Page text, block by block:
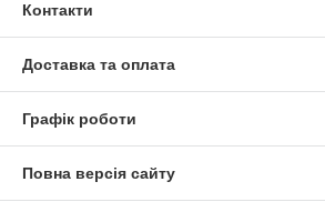
Контакти
Доставка та оплата
Графік роботи
Повна версія сайту